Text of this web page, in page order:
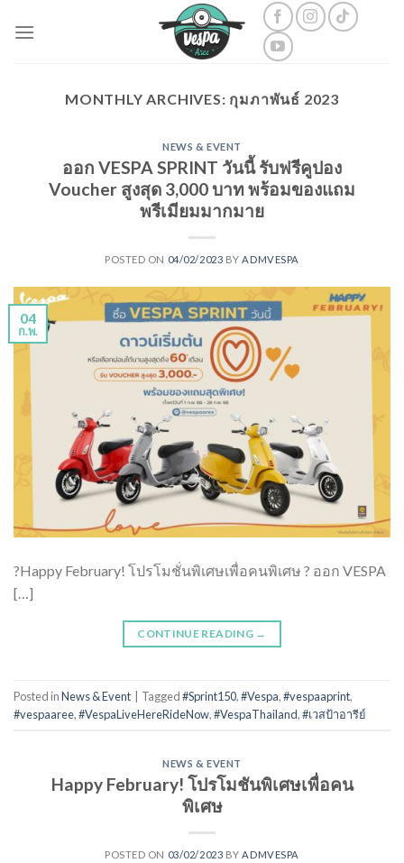
MONTHLY ARCHIVES: กุมภาพันธ์ 2023
NEWS & EVENT
ออก VESPA SPRINT วันนี้ รับฟรีคูปอง
Voucher สูงสุด 3,000 บาท พร้อมของแถม
พรีเมียมมากมาย
POSTED ON 04/02/2023 BY ADMVESPA
04
ก.พ.
?Happy February! โปรโมชั่นพิเศษเพื่อคนพิเศษ ? ออก VESPA
[…]
CONTINUE READING →
Posted inNews & Event Tagged#Sprint150,#Vespa,#vespaaprint,
#vespaaree,#VespaLiveHereRideNow,#VespaThailand,#เวสป้าอารีย์
NEWS & EVENT
Happy February! โปรโมชันพิเศษเพื่อคน
พิเศษ
POSTED ON 03/02/2023 BYADMVESPA